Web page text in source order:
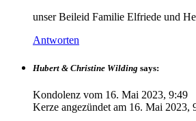
unser Beileid Familie Elfriede und
Antworten
Hubert & Christine Wilding says:
Kondolenz vom 16. Mai 2023, 9:49
Kerze angezündet am 16. Mai 2023,